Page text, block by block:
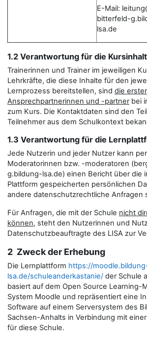
E-Mail:
bitterfeld-
lsa.de
1.2 Verantwortung für die
Trainerinnen und Trainer im jeweiligen
Lehrkräfte, die diese Inhalte für den
Lernprozess bereitstellen, sind die
Ansprechpartnerinnen und -partnerbei
zum Kurs. Die Kontaktdaten sind den
Teilnehmer aus dem Schulkontext
1.3 Verantwortung für die
Jede Nutzerin und jeder Nutzer kann
Moderatorinnen bzw. -moderatoren
g.bildung-lsa.de) einen Bericht über die
Plattform gespeicherten persönlichen
andere datenschutzrechtliche Anfragen
Für Anfragen, die mit der Schule nicht
können, steht den Nutzerinnen und
Datenschutzbeauftragte des LISA zur
2 Zweck der Erhebung
Die Lernplattform https://
lsa.de/schuleanderkastanie/ der Schule
basiert auf dem Open Source Learning-
System Moodle und repräsentiert eine
Software auf einem Serversystem des
Sachsen-Anhalts in Verbindung mit
für diese Schule.